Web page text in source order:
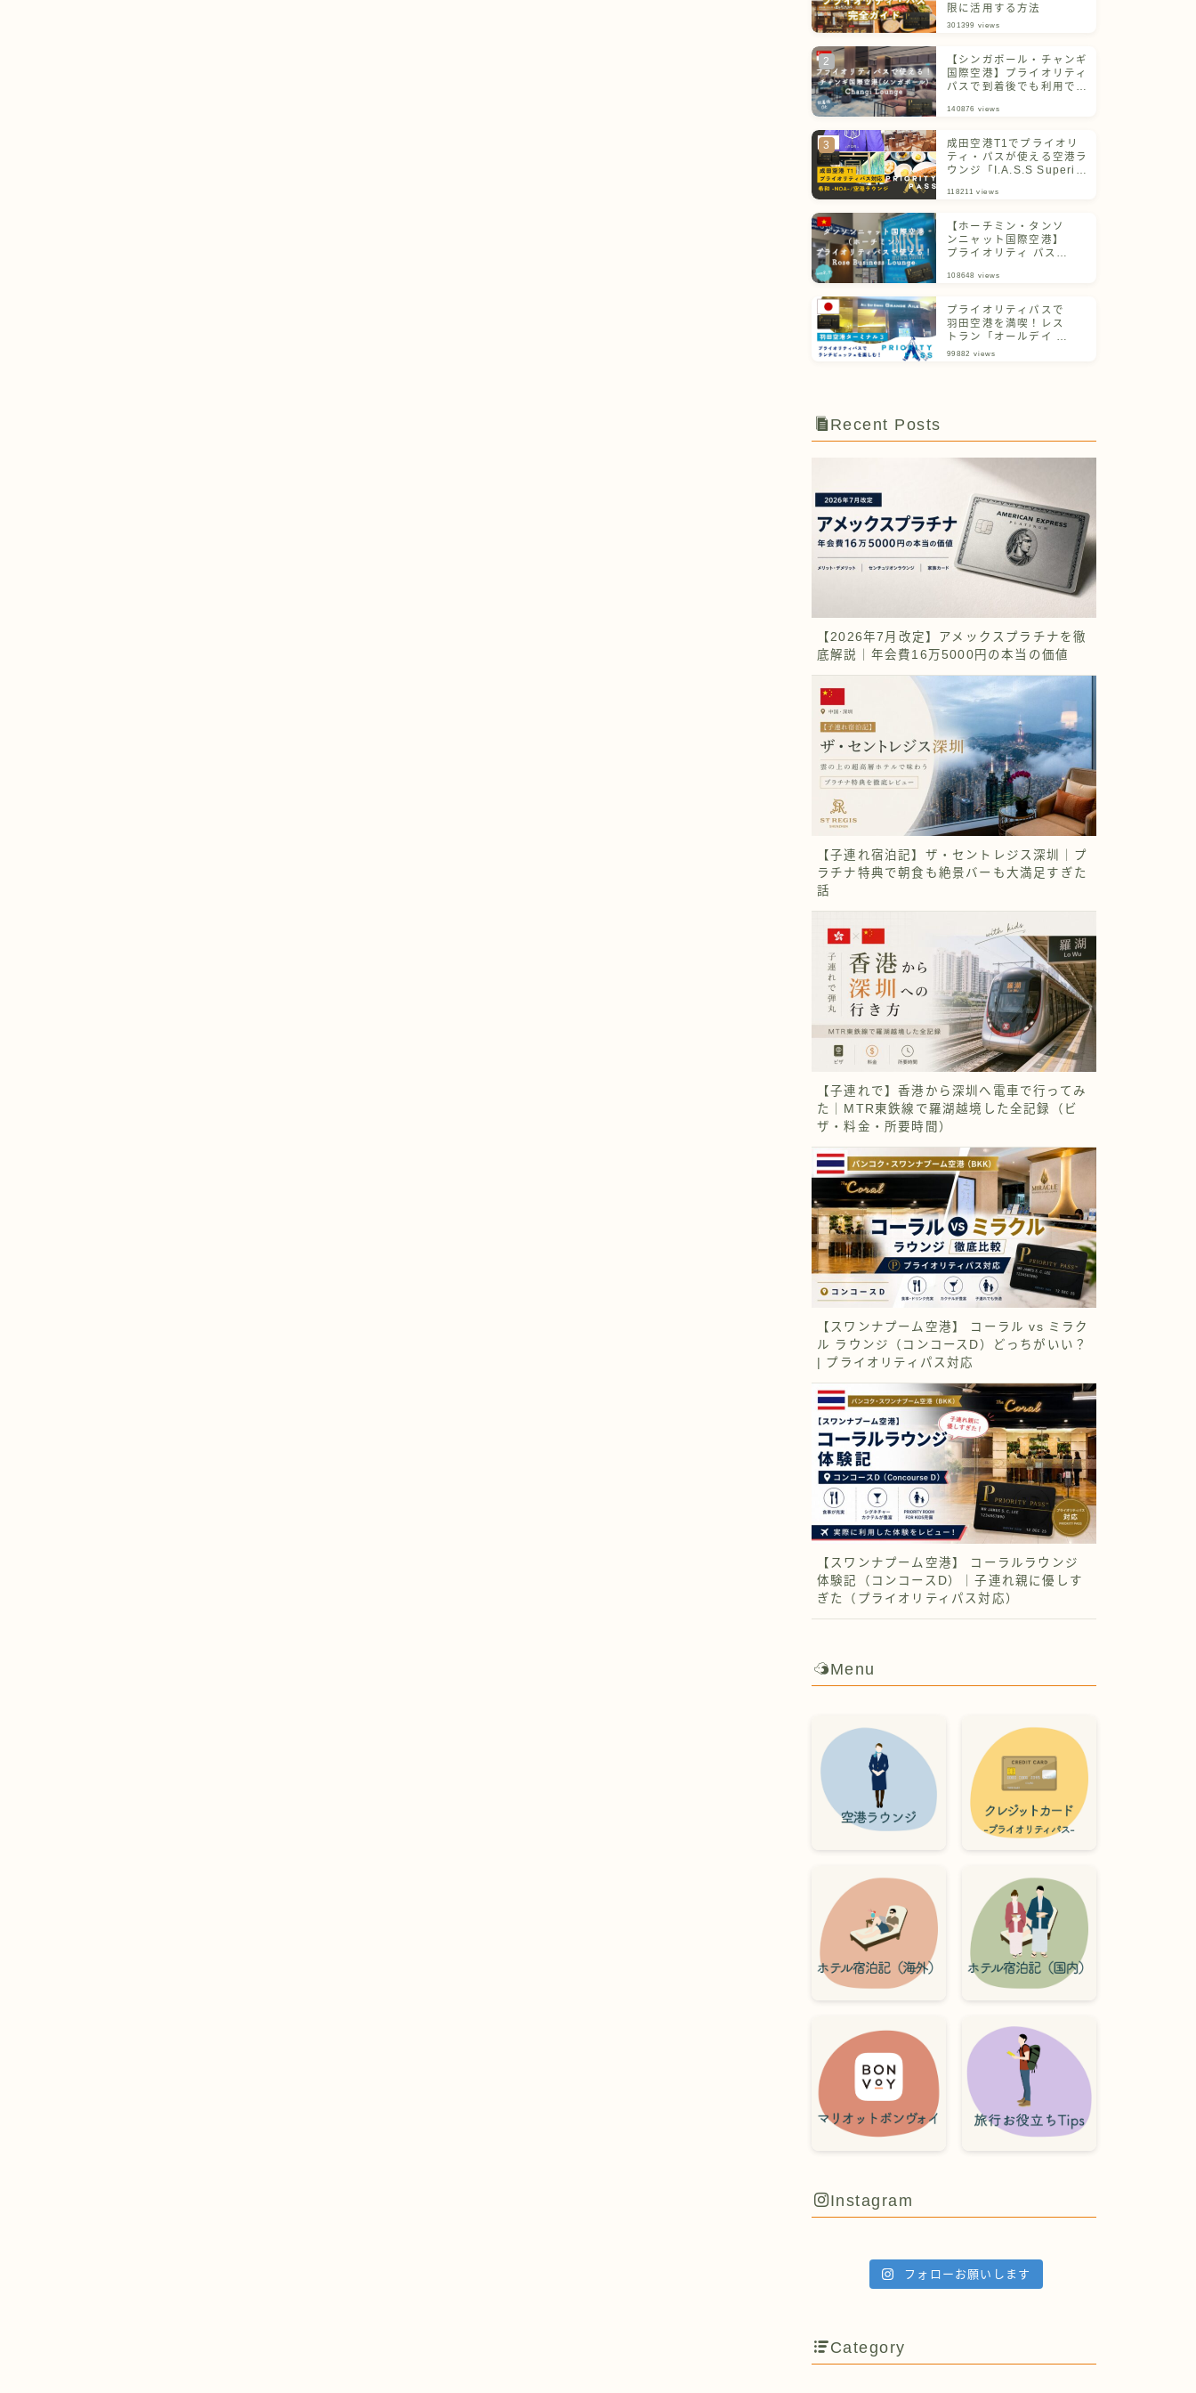
限に活用する方法
301399 views
【シンガポール・チャンギ
国際空港】プライオリティ
パスで到着後でも利用でき
140876 views
成田空港T1でプライオリ
ティ・パスが使える空港ラ
ウンジ「I.A.S.S Superior
118211 views
【ホーチミン・タンソ
ンニャット国際空港】
プライオリティ パスで
ご紹介！
108648 views
プライオリティパスで
羽田空港を満喫！レス
トラン「オールデイ ダ
イニング グランドエー
99882 views
Recent Posts
【2026年7月改定】アメックスプラチナを徹
底解説｜年会費16万5000円の本当の価値
【子連れ宿泊記】ザ・セントレジス深圳｜プ
ラチナ特典で朝食も絶景バーも大満足すぎた
話
【子連れで】香港から深圳へ電車で行ってみ
た｜MTR東鉄線で羅湖越境した全記録（ビ
ザ・料金・所要時間）
【スワンナプーム空港】 コーラル vs ミラク
ル ラウンジ（コンコースD）どっちがいい？
| プライオリティパス対応
【スワンナプーム空港】 コーラルラウンジ
体験記（コンコースD）｜子連れ親に優しす
ぎた（プライオリティパス対応）
Menu
Instagram
フォローお願いします
Category